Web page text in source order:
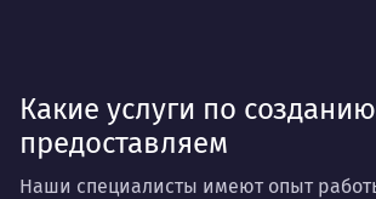
Сельхозтехника
Какие услуги по
предоставляем
Наши специалисты имеют опыт